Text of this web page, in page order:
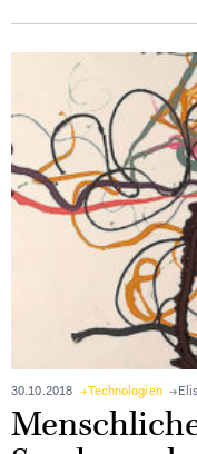
30.10.2018 Technologien